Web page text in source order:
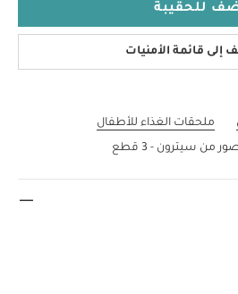
للحقيبة
إلى قائمة الأمنيات
ملحقات الغذاء للأطفال
من سيترون - 3 قطع